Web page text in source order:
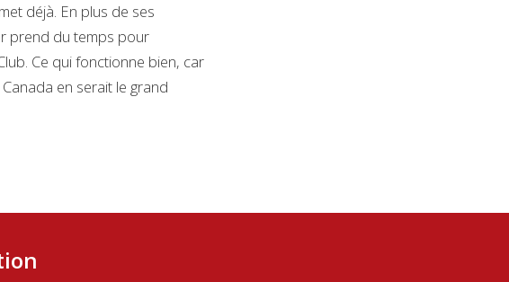
déjà. En plus de ses
prend du temps pour
Ce qui fonctionne bien, car
en serait le grand